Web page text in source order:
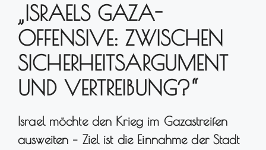
„ISRAELS GAZA-
OFFENSIVE: ZWISCHEN
SICHERHEITSARGUMENT
UND VERTREIBUNG?“
Israel möchte den Krieg im Gazastreifen
ausweiten – Ziel ist die Einnahme der Stadt